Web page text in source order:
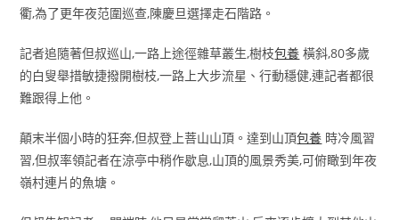
衢,為了更年夜范圍巡查,陳慶旦選擇走石階路。
記者追隨著但叔巡山,一路上途徑雜草叢生,樹枝包養 橫斜,80多歲
的白叟舉措敏捷撥開樹枝,一路上大步流星、行動穩健,連記者都很
難跟得上他。
顛末半個小時的狂奔,但叔登上菩山山頂。達到山頂包養 時冷風習
習,但叔率領記者在涼亭中稍作歇息,山頂的風景秀美,可俯瞰到年夜
嶺村連片的魚塘。